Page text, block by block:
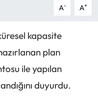
A- A+
kapasite
plan
ile yapılan
duyurdu.